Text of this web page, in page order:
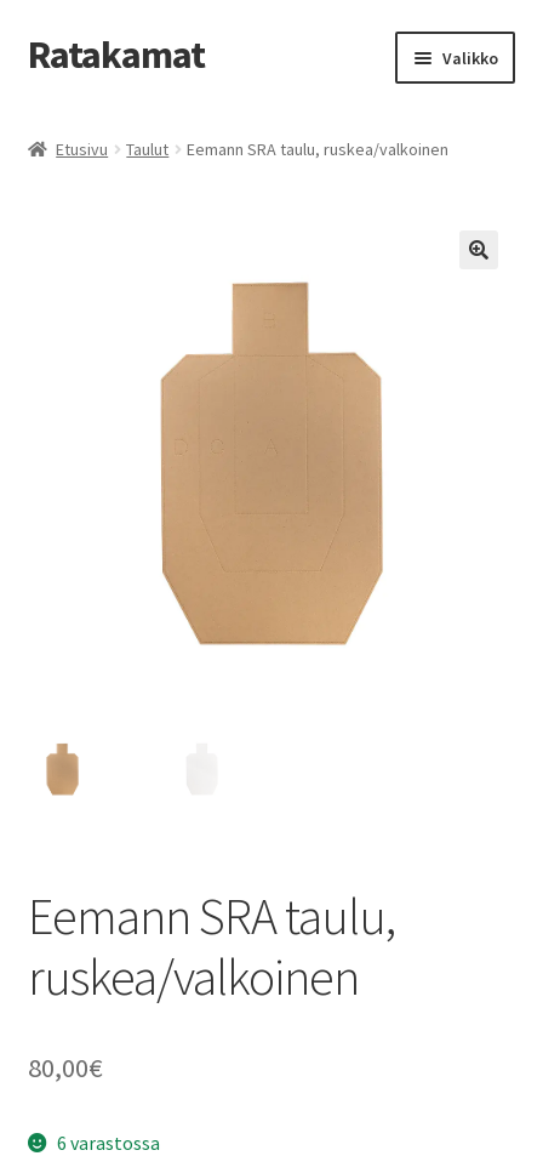
Siirry
navigointiin
Siirry
sisältöön
Ratakamat Valikko
Etusivu Taulut Eemann SRA taulu, ruskea/valkoinen
Eemann SRA taulu,
ruskea/valkoinen
80,00€
6 varastossa